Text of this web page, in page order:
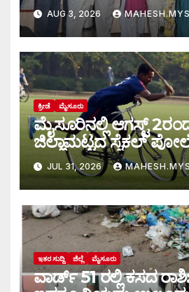
AUG 3, 2026 MAHESH.MYS
ಕ್ರೀಡೆ ಮೈಸೂರು
ಮೈಸೂರಿನಲ್ಲಿ ಆಗಸ್ಟ್‌
ಜಿಲ್ಲಾಮಟ್ಟದ ಸೈಕಲ್
JUL 31, 2026 MAHESH.MYS
ಇತರ ಸುದ್ದಿ ಜಿಲ್ಲೆ ಮೈಸೂರು
ವಾರ್ಡ್ 51 ರಲ್ಲಿ ಕಸದ